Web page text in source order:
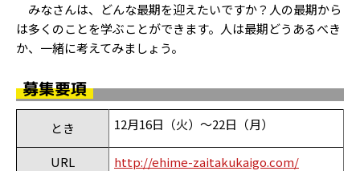
みなさんは、どんな最期を迎えたいですか？人の最期から
は多くのことを学ぶことができます。人は最期どうあるべき
か、一緒に考えてみましょう。
募集要項
とき 12月16日（火）～22日（月）
URL http://ehime-zaitakukaigo.com/